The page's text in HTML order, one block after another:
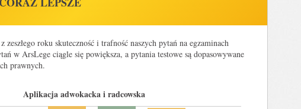
roku skuteczność i trafność naszych pytań na egzaminach
w ArsLege ciągle się powiększa, a pytania testowe są dopasowywane
prawnych.
Aplikacja adwokacka i radcowska